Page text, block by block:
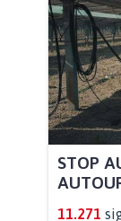
STOP
11.271